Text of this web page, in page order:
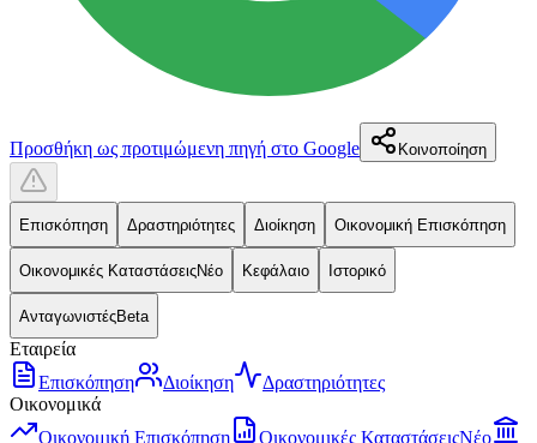
Προσθήκη ως προτιμώμενη πηγή στο Google Κοινοποίηση
Επισκόπηση Δραστηριότητες Διοίκηση Οικονομική Επισκόπηση
Οικονομικές ΚαταστάσειςΝέο Κεφάλαιο Ιστορικό
ΑνταγωνιστέςBeta
Εταιρεία
Επισκόπηση
Διοίκηση
Δραστηριότητες
Οικονομικά
Οικονομική Επισκόπηση
Οικονομικές ΚαταστάσειςΝέο